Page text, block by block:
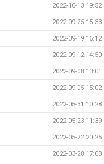
2022-10-13 19:52
2022-09-25 15:33
2022-09-19 16:12
2022-09-12 14:50
2022-09-08 13:01
2022-09-05 15:02
2022-05-31 10:28
2022-05-23 11:39
2022-05-22 20:25
2022-03-28 17:03